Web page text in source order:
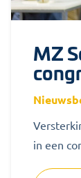
MZ
in een